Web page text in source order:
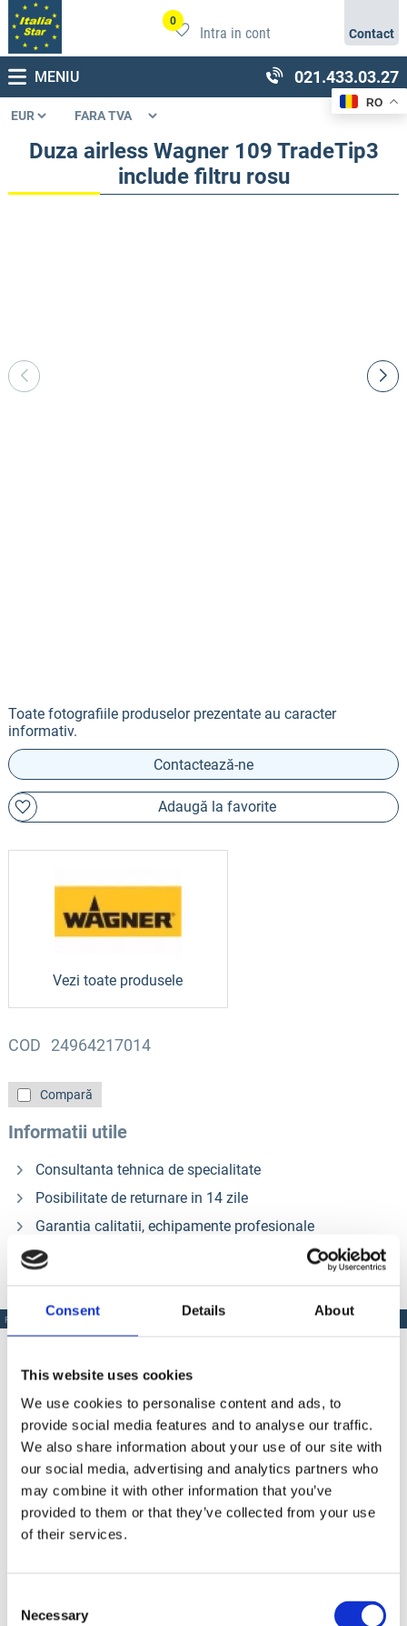
Consent Details About
This website uses cookies
We use cookies to personalise content and ads, to
provide social media features and to analyse our traffic.
We also share information about your use of our site with
our social media, advertising and analytics partners who
may combine it with other information that you’ve
provided to them or that they’ve collected from your use
of their services.
Selection
Necessary
0
Intra in cont Contact
MENIU 021.433.03.27
Duza airless Wagner 109 TradeTip3
include filtru rosu
Toate fotografiile produselor prezentate au caracter
informativ.
Compară
Informatii utile
Consultanta tehnica de specialitate
Posibilitate de returnare in 14 zile
Garantia calitatii, echipamente profesionale
COD 24964217014
Contactează-ne
Adaugă la favorite
Vezi toate produsele
PRODUSE SIMILARE
Produse Similare
COD BT0002035
Extensie pistol airless Bisonte PAZ 30 cm.
RO